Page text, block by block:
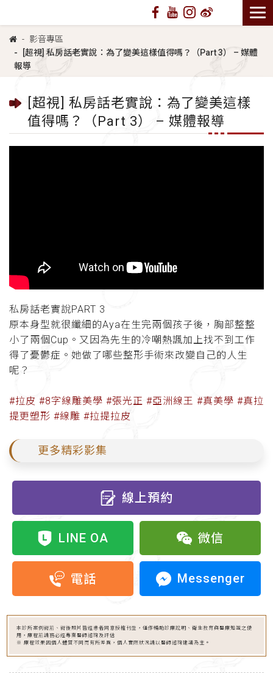
影音專區
[超視] 私房話老實說：為了變美這樣值得嗎？（Part 3） – 媒體
報導
[超視] 私房話老實說：為了變美這樣
值得嗎？（Part 3） – 媒體報導
私房話老實說PART 3
原本身型就很纖細的Aya在生完兩個孩子後，胸部整整
小了兩個Cup。又因為先生的冷嘲熱諷加上找不到工作
得了憂鬱症。她做了哪些整形手術來改變自己的人生
呢？
#拉皮 #8字線雕美學 #張光正 #亞洲線王 #真美學 #真拉
提更塑形 #線雕 #拉提拉皮
更多精彩影集
線上預約
LINE OA 微信
電話 Messenger
本診所案例術前、術後照片皆經患者同意授權刊登，僅作輔助診療說明、衛生教育與醫療知識之使
用，療程前請務必經專業醫師諮詢及評估
※ 療程效果因個人體質不同而有所差異，個人實際狀況請以醫師諮詢建議為主。